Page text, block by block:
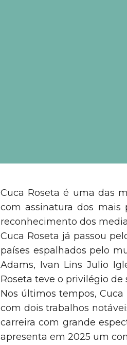
Cuca Roseta é uma das
com assinatura dos mais
reconhecimento dos
Cuca Roseta já passou
países espalhados pelo
Adams, Ivan Lins Julio
Roseta teve o privilégio de
Nos últimos tempos,
com dois trabalhos
carreira com grande
apresenta em 2025 um